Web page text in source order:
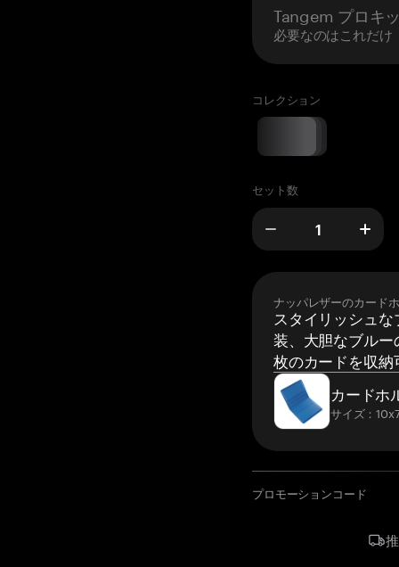
Tangem プロキ
必要なのはこれだけ
コレクション
セット数
ナッパレザーのカード
スタイリッシュ
装、大胆なブルー
枚のカードを収納
カードホ
サイズ：
プロモーションコード